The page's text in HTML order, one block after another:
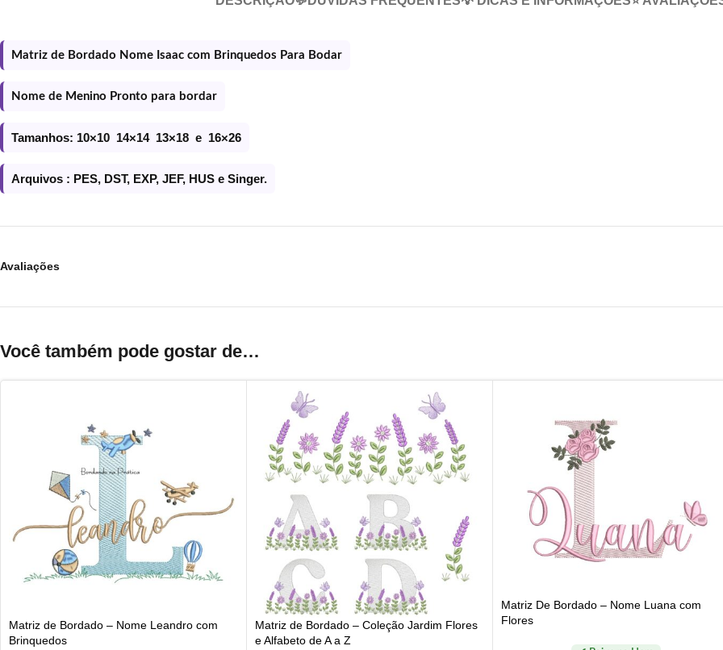
Matriz de Bordado Nome Isaac com Brinquedos Para Bodar
Nome de Menino Pronto para bordar
Tamanhos: 10×10 14×14 13×18 e 16×26
Arquivos : PES, DST, EXP, JEF, HUS e Singer.
Avaliações
Você também pode gostar de…
Matriz de Bordado – Nome Leandro com
Brinquedos
Matriz de Bordado – Coleção Jardim Flores
e Alfabeto de A a Z
Matriz De Bordado – Nome Luana com
Flores